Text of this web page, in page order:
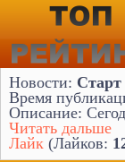
Новости: Старт
Время
Описание:
Читать дальше
Лайк (Лайков: